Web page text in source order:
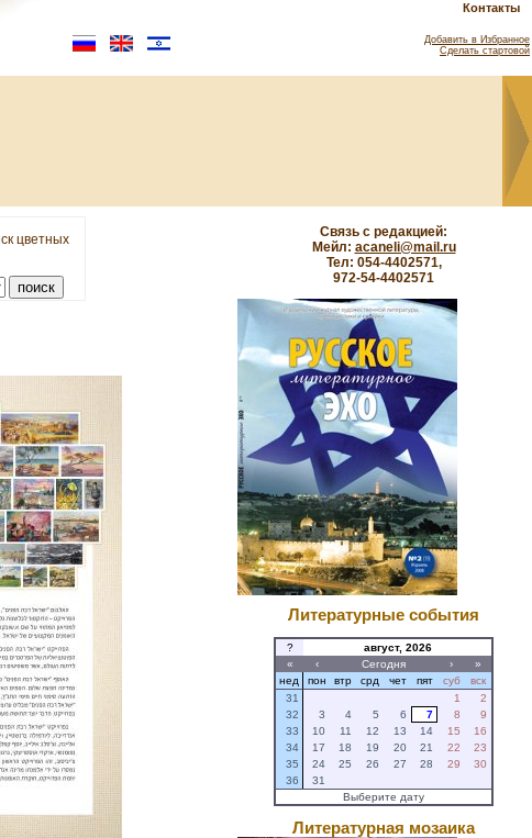
Контакты
Добавить в Избранное
Сделать стартовой
цветных
Связь с редакцией:
Мейл: acaneli@mail.ru
Тел: 054-4402571,
972-54-4402571
Литературные события
?
август, 2026
«
‹ Сегодня ›
»
нед
пон втр срд чет пят суб
вск
31
1
2
32
3 4 5 6 7 8
9
33
10 11 12 13 14 15
16
34
17 18 19 20 21 22
23
35
24 25 26 27 28 29
30
36
31
Выберите дату
Литературная мозаика